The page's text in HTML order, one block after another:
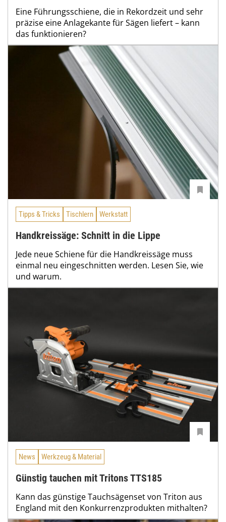
Eine Führungsschiene, die in Rekordzeit und sehr
präzise eine Anlagekante für Sägen liefert – kann
das funktionieren?
Tipps & Tricks Tischlern Werkstatt
Handkreissäge: Schnitt in die Lippe
Jede neue Schiene für die Handkreissäge muss
einmal neu eingeschnitten werden. Lesen Sie, wie
und warum.
News Werkzeug & Material
Günstig tauchen mit Tritons TTS185
Kann das günstige Tauchsägenset von Triton aus
England mit den Konkurrenzprodukten mithalten?